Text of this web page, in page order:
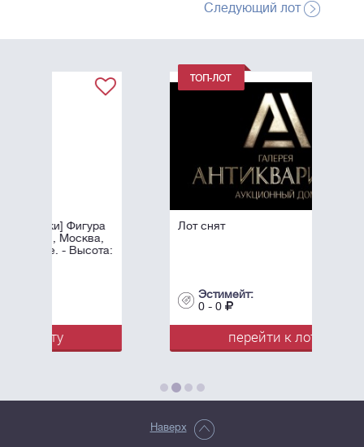
Следующий лот
Лот снят
перейти к лоту
Наверх